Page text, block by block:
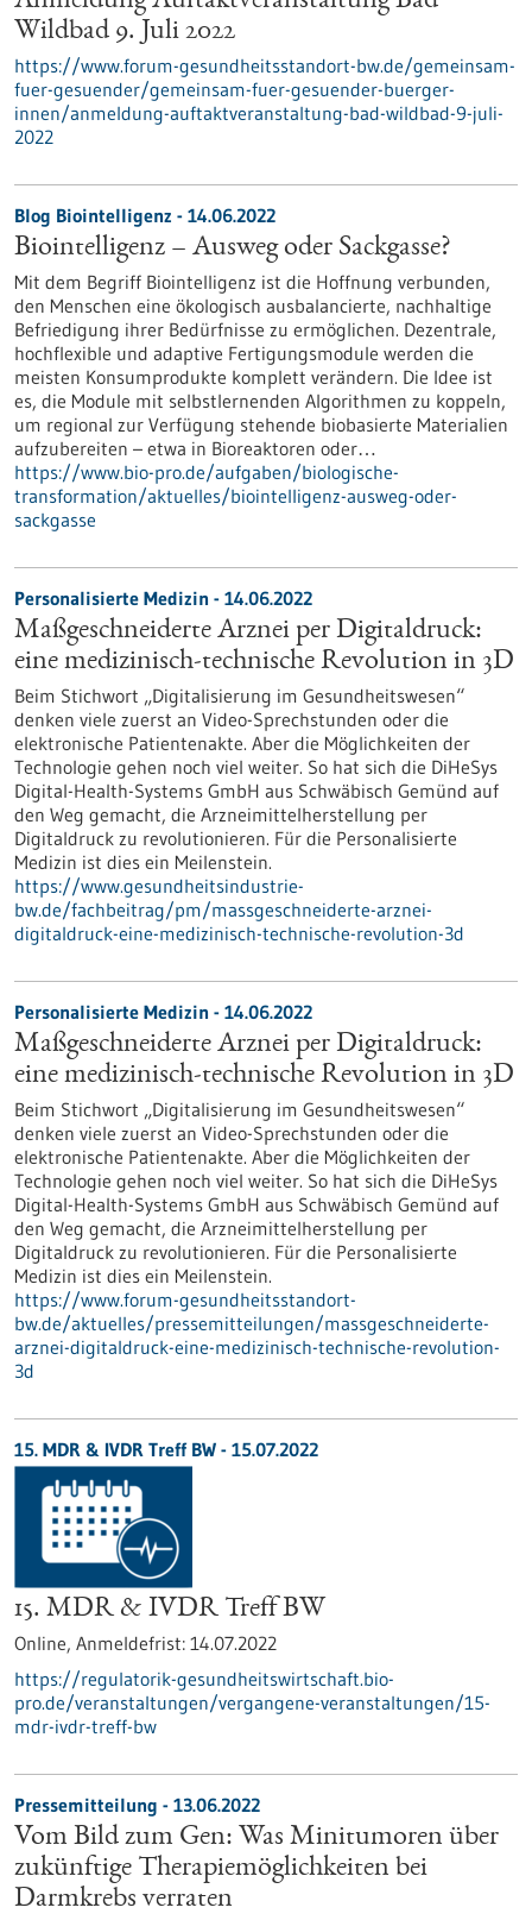
Wildbad 9. Juli 2022
https://www.forum-gesundheitsstandort-bw.de/gemeinsam-
fuer-gesuender/gemeinsam-fuer-gesuender-buerger-
innen/anmeldung-auftaktveranstaltung-bad-wildbad-9-juli-
2022
Blog Biointelligenz - 14.06.2022
Biointelligenz – Ausweg oder Sackgasse?
Mit dem Begriff Biointelligenz ist die Hoffnung verbunden,
den Menschen eine ökologisch ausbalancierte, nachhaltige
Befriedigung ihrer Bedürfnisse zu ermöglichen. Dezentrale,
hochflexible und adaptive Fertigungsmodule werden die
meisten Konsumprodukte komplett verändern. Die Idee ist
es, die Module mit selbstlernenden Algorithmen zu koppeln,
um regional zur Verfügung stehende biobasierte Materialien
aufzubereiten – etwa in Bioreaktoren oder…
https://www.bio-pro.de/aufgaben/biologische-
transformation/aktuelles/biointelligenz-ausweg-oder-
sackgasse
Personalisierte Medizin - 14.06.2022
Maßgeschneiderte Arznei per Digitaldruck:
eine medizinisch-technische Revolution in 3D
Beim Stichwort „Digitalisierung im Gesundheitswesen“
denken viele zuerst an Video-Sprechstunden oder die
elektronische Patientenakte. Aber die Möglichkeiten der
Technologie gehen noch viel weiter. So hat sich die DiHeSys
Digital-Health-Systems GmbH aus Schwäbisch Gemünd auf
den Weg gemacht, die Arzneimittelherstellung per
Digitaldruck zu revolutionieren. Für die Personalisierte
Medizin ist dies ein Meilenstein.
https://www.gesundheitsindustrie-
bw.de/fachbeitrag/pm/massgeschneiderte-arznei-
digitaldruck-eine-medizinisch-technische-revolution-3d
Personalisierte Medizin - 14.06.2022
Maßgeschneiderte Arznei per Digitaldruck:
eine medizinisch-technische Revolution in 3D
Beim Stichwort „Digitalisierung im Gesundheitswesen“
denken viele zuerst an Video-Sprechstunden oder die
elektronische Patientenakte. Aber die Möglichkeiten der
Technologie gehen noch viel weiter. So hat sich die DiHeSys
Digital-Health-Systems GmbH aus Schwäbisch Gemünd auf
den Weg gemacht, die Arzneimittelherstellung per
Digitaldruck zu revolutionieren. Für die Personalisierte
Medizin ist dies ein Meilenstein.
https://www.forum-gesundheitsstandort-
bw.de/aktuelles/pressemitteilungen/massgeschneiderte-
arznei-digitaldruck-eine-medizinisch-technische-revolution-
3d
15. MDR & IVDR Treff BW - 15.07.2022
15. MDR & IVDR Treff BW
Online, Anmeldefrist: 14.07.2022
https://regulatorik-gesundheitswirtschaft.bio-
pro.de/veranstaltungen/vergangene-veranstaltungen/15-
mdr-ivdr-treff-bw
Pressemitteilung - 13.06.2022
Vom Bild zum Gen: Was Minitumoren über
zukünftige Therapiemöglichkeiten bei
Darmkrebs verraten